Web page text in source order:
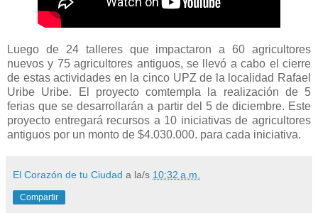
Luego de 24 talleres que impactaron a 60 agricultores
nuevos y 75 agricultores antiguos, se llevó a cabo el cierre
de estas actividades en la cinco UPZ de la localidad Rafael
Uribe Uribe. El proyecto comtempla la realización de 5
ferias que se desarrollarán a partir del 5 de diciembre. Este
proyecto entregará recursos a 10 iniciativas de agricultores
antiguos por un monto de $4.030.000. para cada iniciativa.
El Corazón de tu Ciudad a la/s 10:32 a.m.
Compartir